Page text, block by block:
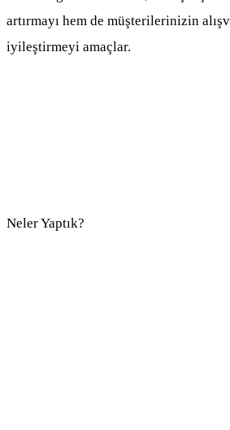
artırmayı hem de müşterilerinizin
iyileştirmeyi amaçlar.
Neler Yaptık?